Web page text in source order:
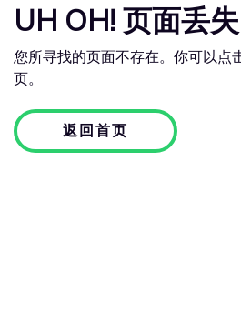
UH OH! 页面丢失
您所寻找的页面不存在。你可以点
页。
返回首页